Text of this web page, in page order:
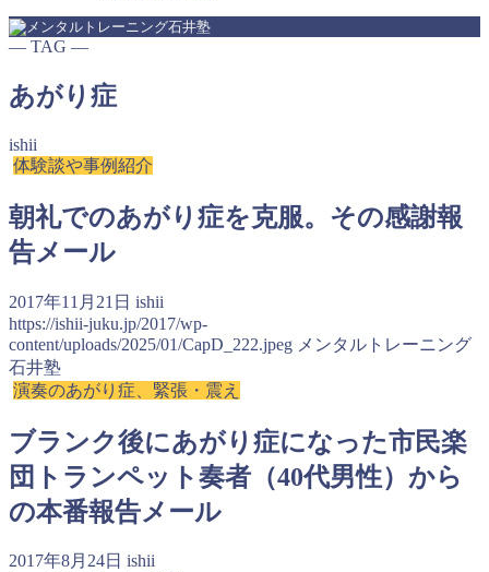
― TAG ―
あがり症
ishii
体験談や事例紹介
朝礼でのあがり症を克服。その感謝報
告メール
2017年11月21日 ishii
https://ishii-juku.jp/2017/wp-
content/uploads/2025/01/CapD_222.jpeg メンタルトレーニング
石井塾
演奏のあがり症、緊張・震え
ブランク後にあがり症になった市民楽
団トランペット奏者（40代男性）から
の本番報告メール
2017年8月24日 ishii